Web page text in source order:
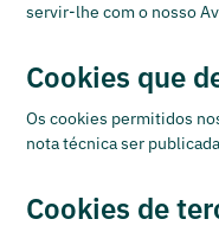
servir-lhe com o nosso
Cookies que
Os cookies permitidos
nota técnica ser
Cookies de